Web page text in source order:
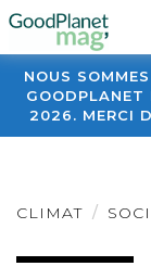
NOUS
GOODPLANET
2026. MERCI
CLIMAT